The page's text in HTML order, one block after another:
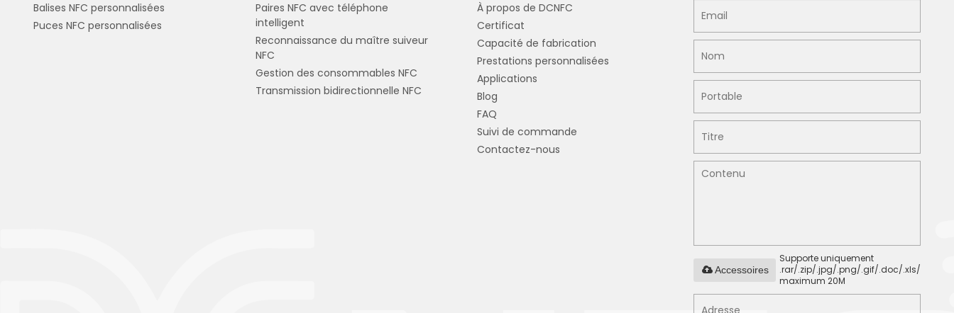
Balises NFC personnalisées
Puces NFC personnalisées
Paires NFC avec téléphone
intelligent
Reconnaissance du maître suiveur
NFC
Gestion des consommables NFC
Transmission bidirectionnelle NFC
À propos de DCNFC
Certificat
Capacité de fabrication
Prestations personnalisées
Applications
Blog
FAQ
Suivi de commande
Contactez-nous
Supporte uniquement
.rar/.zip/.jpg/.png/.gif/.doc/.xls/.pdf,
maximum 20M
Accessoires